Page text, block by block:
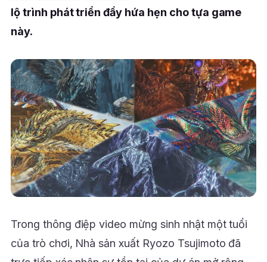
lộ trình phát triển đầy hứa hẹn cho tựa game
này.
Trong thông điệp video mừng sinh nhật một tuổi
của trò chơi, Nhà sản xuất Ryozo Tsujimoto đã